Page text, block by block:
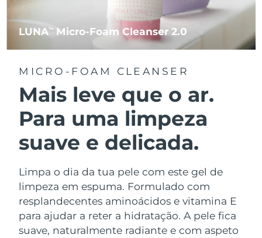
LUNATM Micro-Foam Cleanser 2.0
MICRO-FOAM CLEANSER
Mais leve que o ar.
Para uma limpeza
suave e delicada.
Limpa o dia da tua pele com este gel de
limpeza em espuma. Formulado com
resplandecentes aminoácidos e vitamina E
para ajudar a reter a hidratação. A pele fica
suave, naturalmente radiante e com aspeto